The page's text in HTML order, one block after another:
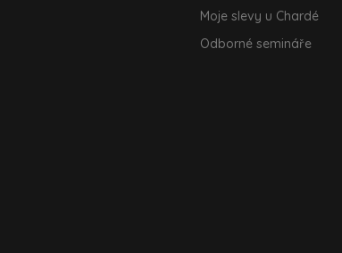
Moje slevy u Chardé
Odborné semináře